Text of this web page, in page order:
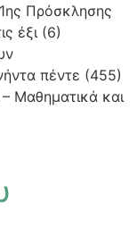
Πρόσκλησης
έξι (6)
πέντε (455)
Μαθηματικά και